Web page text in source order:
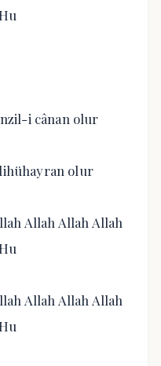
i cânan olur
olur
Allah Allah Allah
Allah Allah Allah